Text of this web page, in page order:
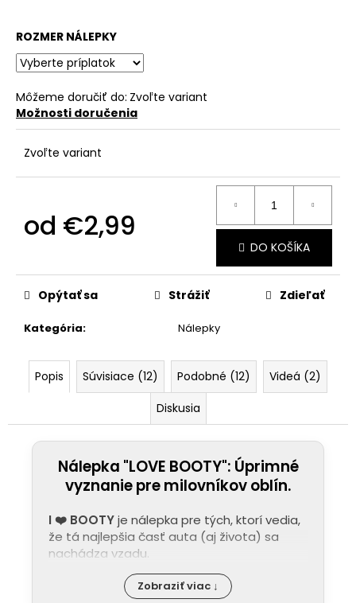
ROZMER NÁLEPKY
Môžeme doručiť do: Zvoľte variant
Možnosti doručenia
Zvoľte variant
od €2,99
DO KOŠÍKA
Kategória: Nálepky
Opýtať sa Strážiť Zdieľať
Popis Súvisiace (12) Podobné (12)
Videá (2)
Diskusia
Nálepka "LOVE BOOTY": Úprimné
vyznanie pre milovníkov oblín.
I ❤️ BOOTYje nálepka pre tých, ktorí vedia,
že tá najlepšia časť auta (aj života) sa
nachádza vzadu.
Zobraziť viac ↓